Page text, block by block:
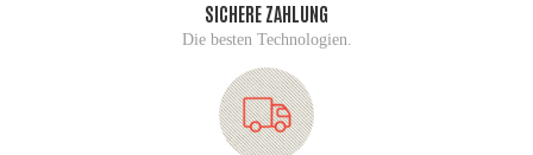
SICHERE ZAHLUNG
Die besten Technologien.